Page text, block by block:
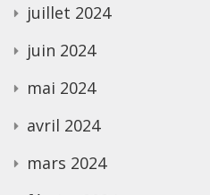
juillet 2024
juin 2024
mai 2024
avril 2024
mars 2024